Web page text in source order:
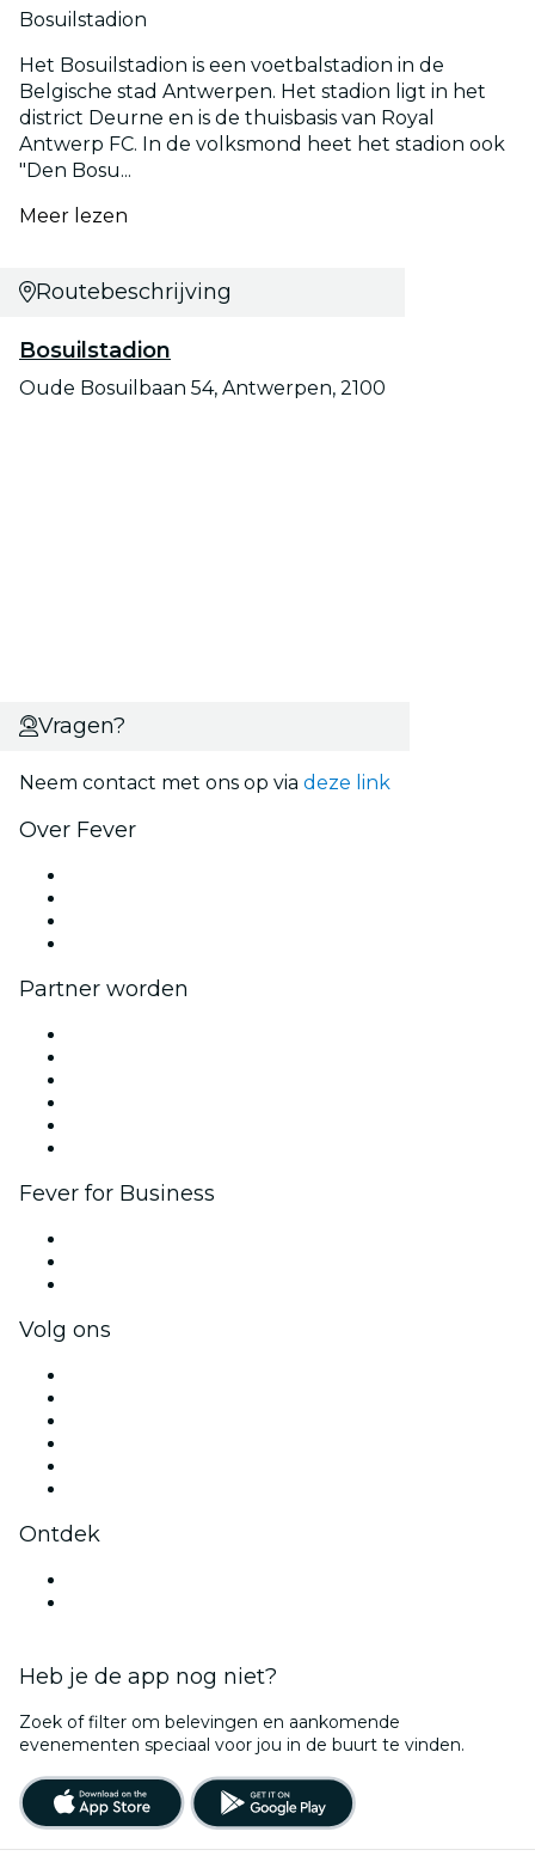
Bosuilstadion
Het Bosuilstadion is een voetbalstadion in de
Belgische stad Antwerpen. Het stadion ligt in het
district Deurne en is de thuisbasis van Royal
Antwerp FC. In de volksmond heet het stadion ook
"Den Bosu...
Meer lezen
Routebeschrijving
Bosuilstadion
Oude Bosuilbaan 54, Antwerpen, 2100
Vragen?
Neem contact met ons op via deze link
Over Fever
Partner worden
Fever for Business
Volg ons
Ontdek
Heb je de app nog niet?
Zoek of filter om belevingen en aankomende
evenementen speciaal voor jou in de buurt te vinden.